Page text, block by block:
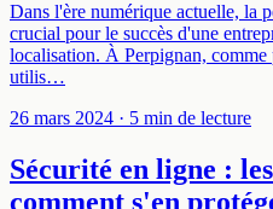
Dans l'ère numérique actuelle, la
crucial pour le succès d'une
localisation. À Perpignan,
utilis…
26 mars 2024 · 5 min de lecture
Sécurité en ligne :
comment s'en